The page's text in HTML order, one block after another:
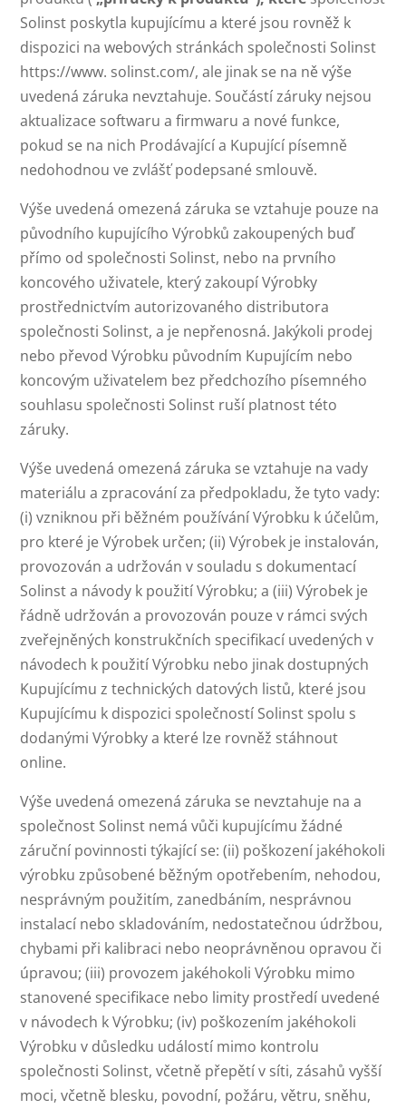
Solinst poskytla kupujícímu a které jsou rovněž k
dispozici na webových stránkách společnosti Solinst
https://www. solinst.com/, ale jinak se na ně výše
uvedená záruka nevztahuje. Součástí záruky nejsou
aktualizace softwaru a firmwaru a nové funkce,
pokud se na nich Prodávající a Kupující písemně
nedohodnou ve zvlášť podepsané smlouvě.
Výše uvedená omezená záruka se vztahuje pouze na
původního kupujícího Výrobků zakoupených buď
přímo od společnosti Solinst, nebo na prvního
koncového uživatele, který zakoupí Výrobky
prostřednictvím autorizovaného distributora
společnosti Solinst, a je nepřenosná. Jakýkoli prodej
nebo převod Výrobku původním Kupujícím nebo
koncovým uživatelem bez předchozího písemného
souhlasu společnosti Solinst ruší platnost této
záruky.
Výše uvedená omezená záruka se vztahuje na vady
materiálu a zpracování za předpokladu, že tyto vady:
(i) vzniknou při běžném používání Výrobku k účelům,
pro které je Výrobek určen; (ii) Výrobek je instalován,
provozován a udržován v souladu s dokumentací
Solinst a návody k použití Výrobku; a (iii) Výrobek je
řádně udržován a provozován pouze v rámci svých
zveřejněných konstrukčních specifikací uvedených v
návodech k použití Výrobku nebo jinak dostupných
Kupujícímu z technických datových listů, které jsou
Kupujícímu k dispozici společností Solinst spolu s
dodanými Výrobky a které lze rovněž stáhnout
online.
Výše uvedená omezená záruka se nevztahuje na a
společnost Solinst nemá vůči kupujícímu žádné
záruční povinnosti týkající se: (ii) poškození jakéhokoli
výrobku způsobené běžným opotřebením, nehodou,
nesprávným použitím, zanedbáním, nesprávnou
instalací nebo skladováním, nedostatečnou údržbou,
chybami při kalibraci nebo neoprávněnou opravou či
úpravou; (iii) provozem jakéhokoli Výrobku mimo
stanovené specifikace nebo limity prostředí uvedené
v návodech k Výrobku; (iv) poškozením jakéhokoli
Výrobku v důsledku událostí mimo kontrolu
společnosti Solinst, včetně přepětí v síti, zásahů vyšší
moci, včetně blesku, povodní, požáru, větru, sněhu,